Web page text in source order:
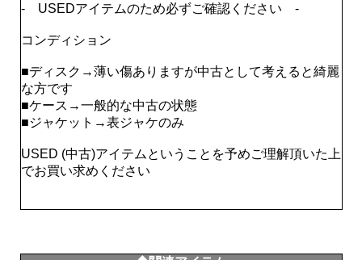
- USEDアイテムのため必ずご確認ください -
コンディション
■ディスク→薄い傷ありますが中古として考えると綺麗
な方です
■ケース→一般的な中古の状態
■ジャケット→表ジャケのみ
USED (中古)アイテムということを予めご理解頂いた上
でお買い求めください